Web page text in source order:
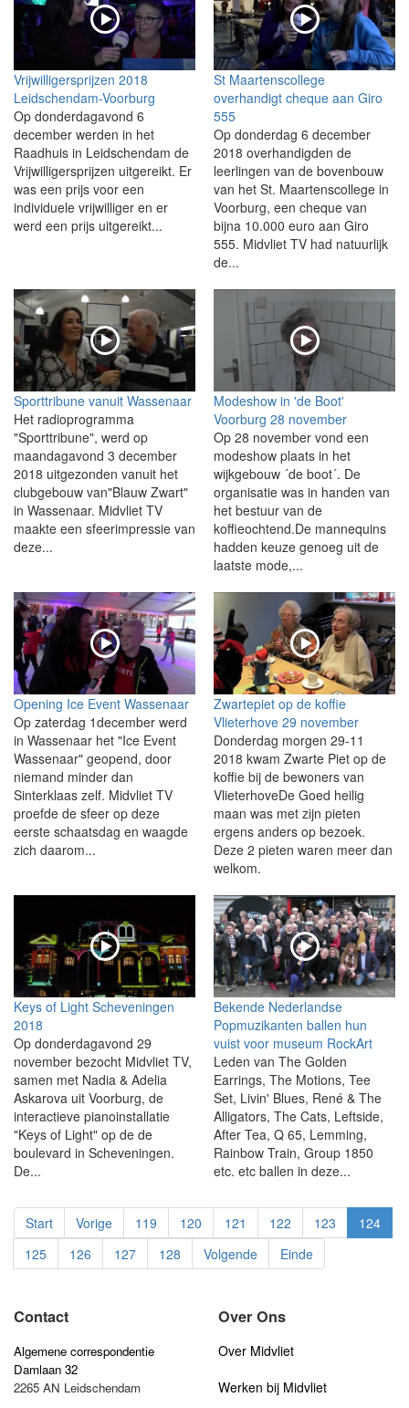
Vrijwilligersprijzen 2018
Leidschendam-Voorburg
Op donderdagavond 6
december werden in het
Raadhuis in Leidschendam de
Vrijwilligersprijzen uitgereikt. Er
was een prijs voor een
individuele vrijwilliger en er
werd een prijs uitgereikt...
St Maartenscollege
overhandigt cheque aan Giro
555
Op donderdag 6 december
2018 overhandigden de
leerlingen van de bovenbouw
van het St. Maartenscollege in
Voorburg, een cheque van
bijna 10.000 euro aan Giro
555. Midvliet TV had natuurlijk
de...
Sporttribune vanuit Wassenaar
Het radioprogramma
"Sporttribune", werd op
maandagavond 3 december
2018 uitgezonden vanuit het
clubgebouw van"Blauw Zwart"
in Wassenaar. Midvliet TV
maakte een sfeerimpressie van
deze...
Modeshow in 'de Boot'
Voorburg 28 november
Op 28 november vond een
modeshow plaats in het
wijkgebouw ´de boot´. De
organisatie was in handen van
het bestuur van de
koffieochtend.De mannequins
hadden keuze genoeg uit de
laatste mode,...
Opening Ice Event Wassenaar
Op zaterdag 1december werd
in Wassenaar het "Ice Event
Wassenaar" geopend, door
niemand minder dan
Sinterklaas zelf. Midvliet TV
proefde de sfeer op deze
eerste schaatsdag en waagde
zich daarom...
Zwartepiet op de koffie
Vlieterhove 29 november
Donderdag morgen 29-11
2018 kwam Zwarte Piet op de
koffie bij de bewoners van
VlieterhoveDe Goed heilig
maan was met zijn pieten
ergens anders op bezoek.
Deze 2 pieten waren meer dan
welkom.
Keys of Light Scheveningen
2018
Op donderdagavond 29
november bezocht Midvliet TV,
samen met Nadia & Adelia
Askarova uit Voorburg, de
interactieve pianoinstallatie
"Keys of Light" op de de
boulevard in Scheveningen.
De...
Bekende Nederlandse
Popmuzikanten ballen hun
vuist voor museum RockArt
Leden van The Golden
Earrings, The Motions, Tee
Set, Livin' Blues, René & The
Alligators, The Cats, Leftside,
After Tea, Q 65, Lemming,
Rainbow Train, Group 1850
etc. etc ballen in deze...
Start Vorige 119 120 121 122 123
124
125
126 127 128 Volgende Einde
Contact
Algemene correspondentie
Damlaan 32
2265 AN Leidschendam
Over Ons
Over Midvliet
Werken bij Midvliet